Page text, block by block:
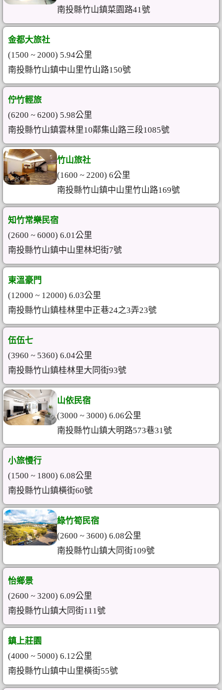
南投縣竹山鎮菜園路41號
金都大旅社
(1500 ~ 2000) 5.94公里
南投縣竹山鎮中山里竹山路150號
佇竹輕旅
(6200 ~ 6200) 5.98公里
南投縣竹山鎮雲林里10鄰集山路三段1085號
竹山旅社
(1600 ~ 2200) 6公里
南投縣竹山鎮中山里竹山路169號
知竹常樂民宿
(2600 ~ 6000) 6.01公里
南投縣竹山鎮中山里林圯街7號
東溫豪門
(12000 ~ 12000) 6.03公里
南投縣竹山鎮桂林里中正巷24之3弄23號
伍伍七
(3960 ~ 5360) 6.04公里
南投縣竹山鎮桂林里大同街93號
山依民宿
(3000 ~ 3000) 6.06公里
南投縣竹山鎮大明路573巷31號
小旅慢行
(1500 ~ 1800) 6.08公里
南投縣竹山鎮橫街60號
綠竹筍民宿
(2600 ~ 3600) 6.08公里
南投縣竹山鎮大同街109號
怡鄉景
(2600 ~ 3200) 6.09公里
南投縣竹山鎮大同街111號
鎮上莊園
(4000 ~ 5000) 6.12公里
南投縣竹山鎮中山里橫街55號